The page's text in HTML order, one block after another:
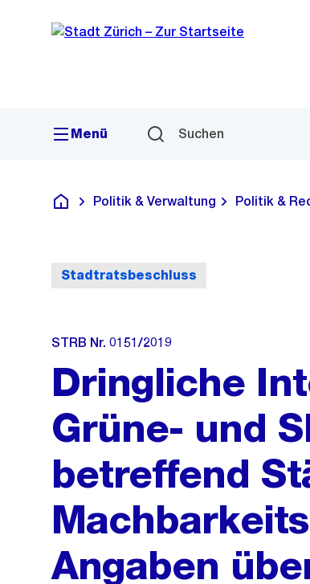
Navigation
Sprunglink
Menü Suchen
Deutsch
Politik & Verwaltung Politik &
Stadtratsbeschluss
STRB Nr. 0151/2019
Dringliche
Grüne- und
betreffend
Angaben